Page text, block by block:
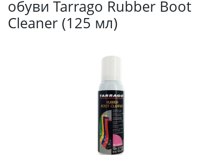
обуви Tarrago Rubber Boot
Cleaner (125 мл)